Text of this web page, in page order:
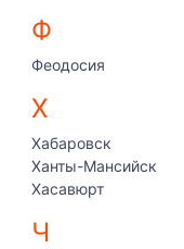
Ф
Феодосия
Х
Хабаровск
Ханты-Мансийск
Хасавюрт
Ч